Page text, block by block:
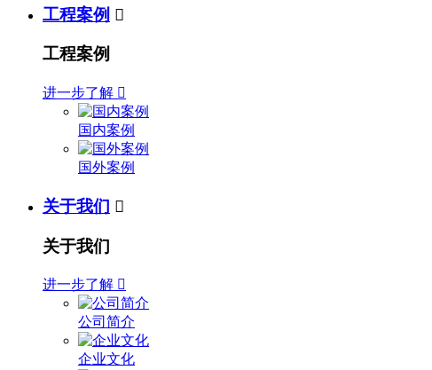
工程案例 
工程案例
进一步了解 
国内案例
国外案例
关于我们 
关于我们
进一步了解 
公司简介
企业文化